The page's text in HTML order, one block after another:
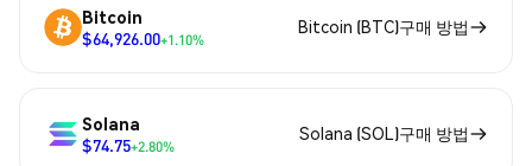
Bitcoin
$64,926.00+1.10%
Bitcoin (BTC)구매 방법
Solana
$74.75+2.80%
Solana (SOL)구매 방법